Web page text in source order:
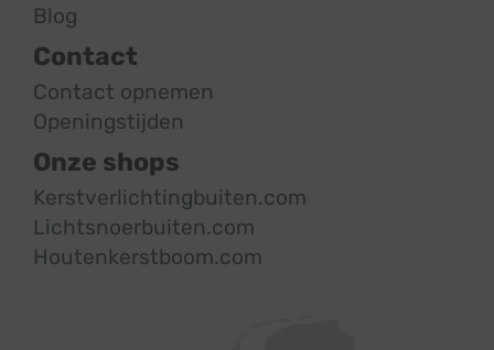
Blog
Contact
Contact opnemen
Openingstijden
Onze shops
Kerstverlichtingbuiten.com
Lichtsnoerbuiten.com
Houtenkerstboom.com